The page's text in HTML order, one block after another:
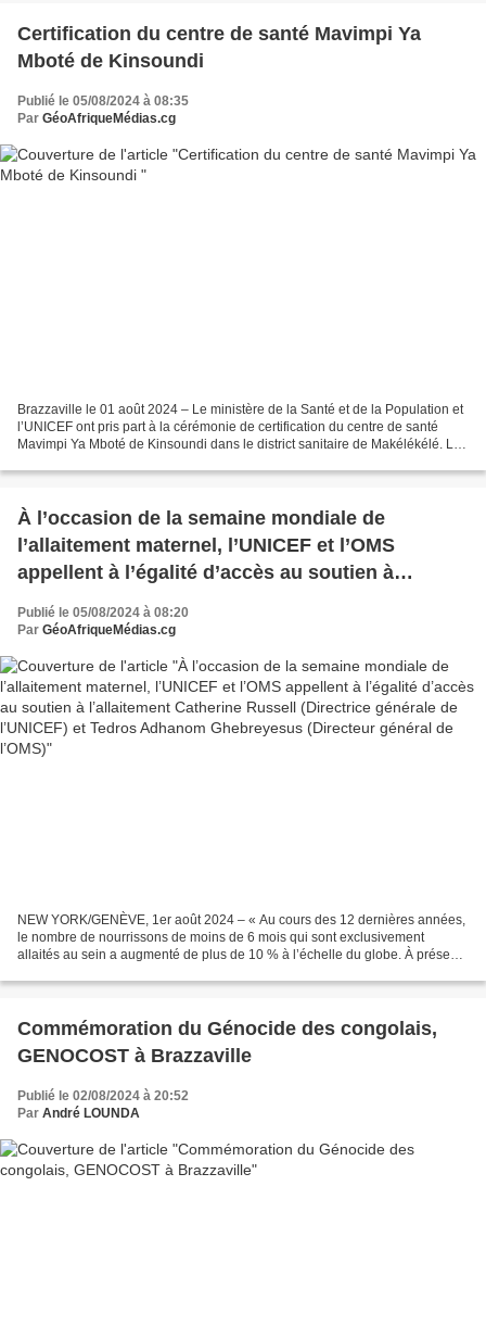
Certification du centre de santé Mavimpi Ya
Mboté de Kinsoundi
Publié le 05/08/2024 à 08:35
Par GéoAfriqueMédias.cg
Brazzaville le 01 août 2024 – Le ministère de la Santé et de la Population et
l’UNICEF ont pris part à la cérémonie de certification du centre de santé
Mavimpi Ya Mboté de Kinsoundi dans le district sanitaire de Makélékélé. La
À l’occasion de la semaine mondiale de
l’allaitement maternel, l’UNICEF et l’OMS
appellent à l’égalité d’accès au soutien à
générale de l’UNICEF) et Tedros Adhanom
Ghebreyesus (Directeur général de l’OMS)
Publié le 05/08/2024 à 08:20
Par GéoAfriqueMédias.cg
NEW YORK/GENÈVE, 1er août 2024 – « Au cours des 12 dernières années,
le nombre de nourrissons de moins de 6 mois qui sont exclusivement
allaités au sein a augmenté de plus de 10 % à l’échelle du globe. À présent,
Commémoration du Génocide des congolais,
GENOCOST à Brazzaville
Publié le 02/08/2024 à 20:52
Par André LOUNDA